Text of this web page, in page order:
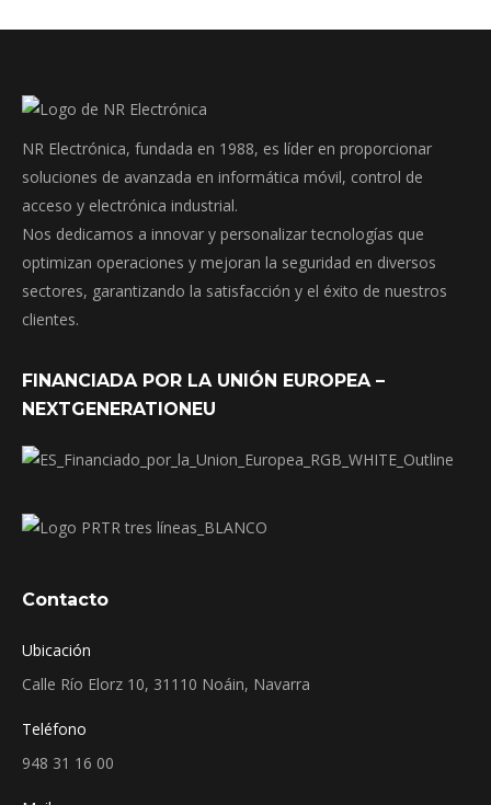
NR Electrónica, fundada en 1988, es líder en proporcionar
soluciones de avanzada en informática móvil, control de
acceso y electrónica industrial.
Nos dedicamos a innovar y personalizar tecnologías que
optimizan operaciones y mejoran la seguridad en diversos
sectores, garantizando la satisfacción y el éxito de nuestros
clientes.
FINANCIADA POR LA UNIÓN EUROPEA –
NEXTGENERATIONEU
Contacto
Ubicación
Calle Río Elorz 10, 31110 Noáin, Navarra
Teléfono
948 31 16 00